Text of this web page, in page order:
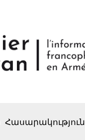
Հասարակություն